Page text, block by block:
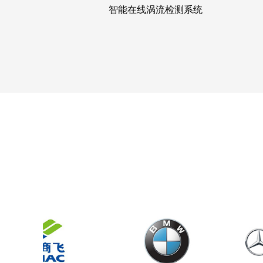
智能在线涡流检测系统
活塞杆智能检测系统